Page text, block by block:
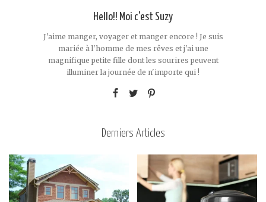
Hello!! Moi c'est Suzy
J'aime manger, voyager et manger encore ! Je suis
mariée à l'homme de mes rêves et j'ai une
magnifique petite fille dont les sourires peuvent
illuminer la journée de n'importe qui !
Derniers Articles